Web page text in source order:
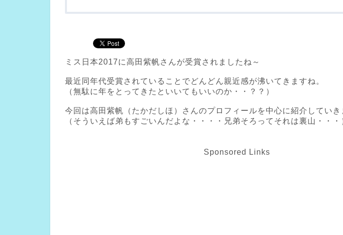
ミス日本2017に高田紫帆さんが受賞されましたね～
最近同年代受賞されていることでどんどん親近感が沸いてきますね。
（無駄に年をとってきたといいてもいいのか・・？？）
今回は高田紫帆（たかだしほ）さんのプロフィールを中心に紹介していき
（そういえば弟もすごいんだよな・・・・兄弟そろってそれは裏山・・・
Sponsored Links